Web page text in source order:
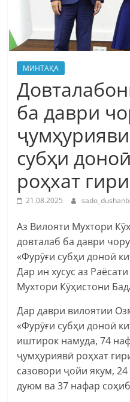
МИНТАҚА
ба даври
субҳи
роҳхат
21.08.2025
Аз Вилояти Мухтори
довталаб ба даври
«Фурӯғи субҳи доноӣ
Дар ин хусус аз
Мухтори Кӯҳистони
Дар даври вилоятии
«Фурӯғи субҳи доноӣ
иштирок намуда, 74
ҷумҳуриявӣ роҳхат
сазовори ҷойи якум,
дуюм ва 37 нафар